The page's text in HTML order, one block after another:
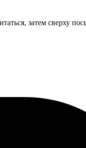
затем сверху